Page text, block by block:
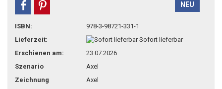
NEU
teilen
ISBN:
978-3-98721-331-1
Lieferzeit:
Sofort lieferbar
Erschienen am:
23.07.2026
Szenario
Axel
Zeichnung
Axel